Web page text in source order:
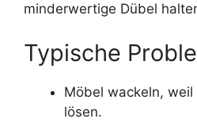
minderwertige Dübel
Typische
Möbel wackeln, weil
lösen.